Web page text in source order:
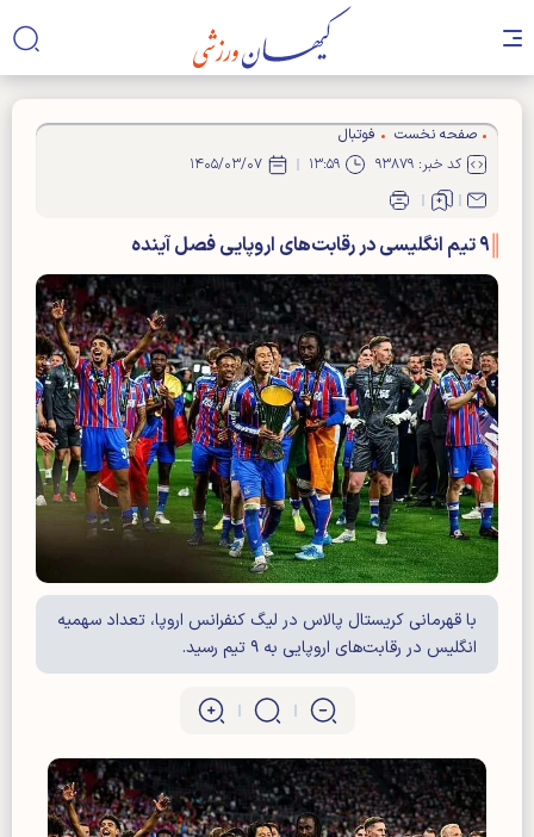
صفحه نخست
فوتبال
کد خبر: ۹۳۸۷۹
۱۳:۵۹ ۱۴۰۵/۰۳/۰۷
۹ تیم انگلیسی در رقابت‌های اروپایی فصل آینده
با قهرمانی کریستال پالاس در لیگ کنفرانس اروپا، تعداد سهمیه
انگلیس در رقابت‌های اروپایی به ۹ تیم رسید.